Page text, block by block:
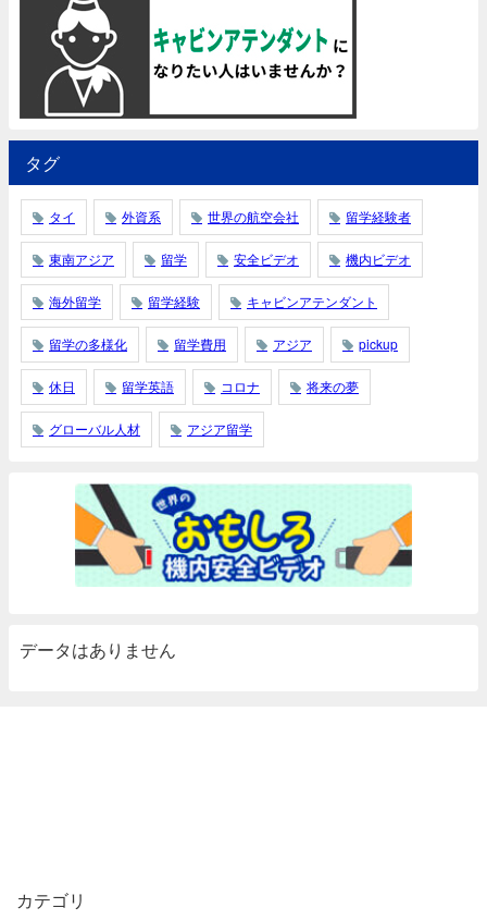
タグ
タイ 外資系 世界の航空会社 留学経験者
東南アジア 留学 安全ビデオ 機内ビデオ
海外留学 留学経験 キャビンアテンダント
留学の多様化 留学費用 アジア pickup
休日 留学英語 コロナ 将来の夢
グローバル人材 アジア留学
データはありません
カテゴリ